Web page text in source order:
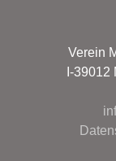
Verein
I-39012